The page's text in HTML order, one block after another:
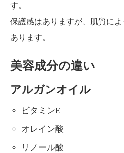
す。
保護感はありますが、肌質に
あります。
美容成分の違い
アルガンオイル
ビタミンE
オレイン酸
リノール酸